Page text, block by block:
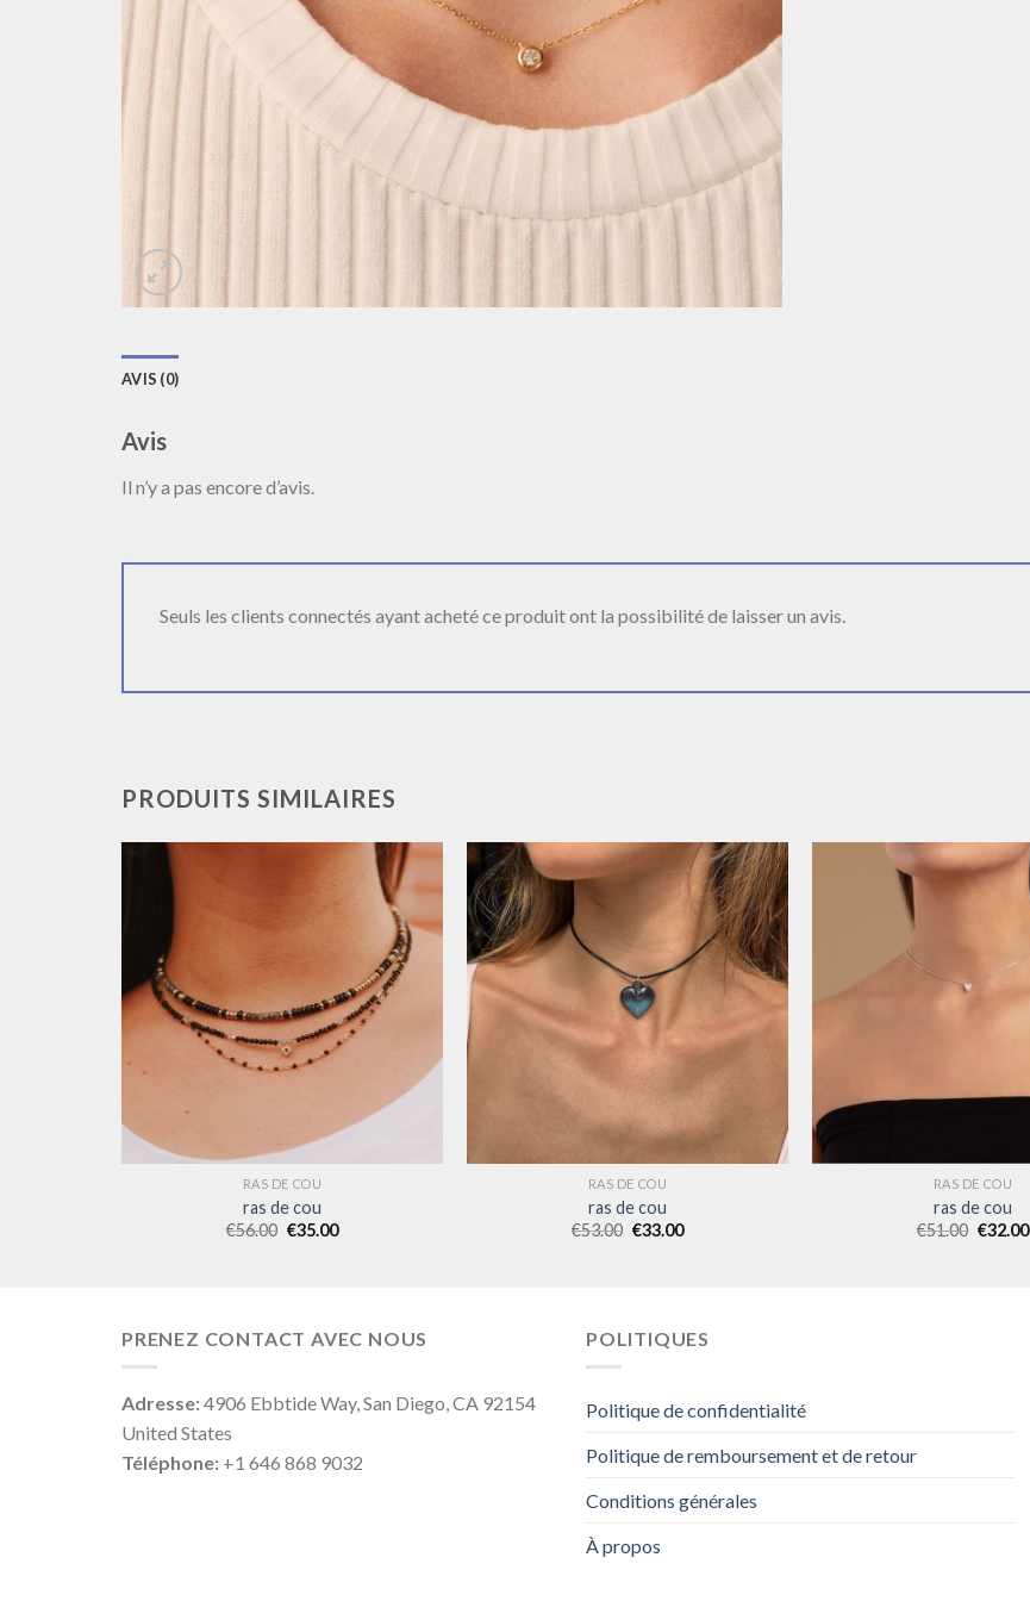
AVIS (0)
Avis
Il n’y a pas encore d’avis.
Seuls les clients connectés ayant acheté ce produit ont la possibilité de laisser un avis.
PRODUITS SIMILAIRES
RAS DE COU
ras de cou
€56.00 €35.00
RAS DE COU
ras de cou
€53.00 €33.00
RAS DE COU
ras de cou
€51.00 €32.00
PRENEZ CONTACT AVEC NOUS
Adresse:4906 Ebbtide Way, San Diego, CA 92154
United States
Téléphone: +1 646 868 9032
POLITIQUES
Politique de confidentialité
Politique de remboursement et de retour
Conditions générales
À propos